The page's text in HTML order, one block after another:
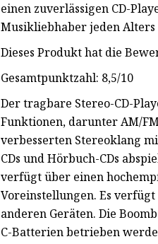
einen zuverlässigen CD-
Musikliebhaber jeden Alters
Dieses Produkt hat die
Gesamtpunktzahl: 8,5/10
Der tragbare Stereo-CD-
Funktionen, darunter AM/
verbesserten Stereoklang
CDs und Hörbuch-CDs
verfügt über einen
Voreinstellungen. Es
anderen Geräten. Die
C-Batterien betrieben